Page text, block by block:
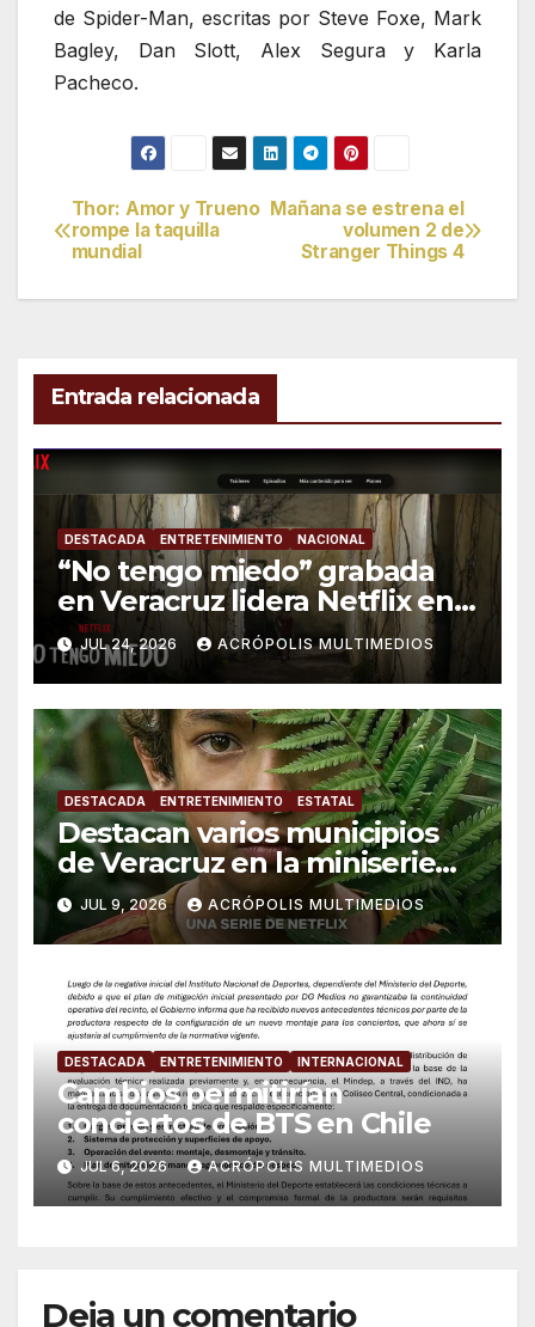
de Spider-Man, escritas por Steve Foxe, Mark
Bagley, Dan Slott, Alex Segura y Karla
Pacheco.
Navegación
de
Mañana se estrena el
volumen 2 de
Stranger Things 4
Thor: Amor y Trueno
rompe la taquilla
mundial
Entrada relacionada
DESTACADA ENTRETENIMIENTO NACIONAL
“No tengo miedo” grabada
en Veracruz lidera Netflix en
México
JUL 24, 2026 ACRÓPOLIS MULTIMEDIOS
DESTACADA ENTRETENIMIENTO ESTATAL
Destacan varios municipios
de Veracruz en la miniserie
de Netflix “No Tengo Miedo”
JUL 9, 2026 ACRÓPOLIS MULTIMEDIOS
DESTACADA ENTRETENIMIENTO INTERNACIONAL
Cambios permitirían
conciertos de BTS en Chile
JUL 6, 2026 ACRÓPOLIS MULTIMEDIOS
Deja un comentario